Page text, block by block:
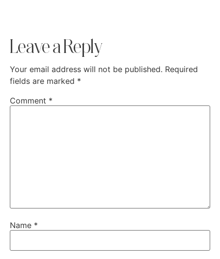
Leave a Reply
Your email address will not be published. Required
fields are marked *
Comment *
Name *